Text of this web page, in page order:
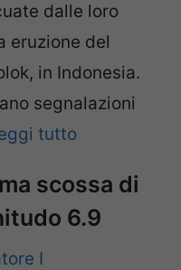
dalle loro
eruzione del
in Indonesia.
segnalazioni
tutto
scossa di
6.9
I